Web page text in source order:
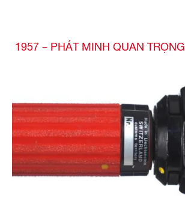
1957 – PHÁT MINH QUAN TRỌNG